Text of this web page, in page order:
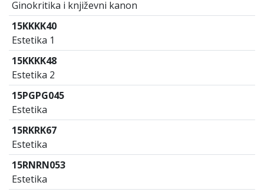
Ginokritika i književni kanon
15KKKK40
Estetika 1
15KKKK48
Estetika 2
15PGPG045
Estetika
15RKRK67
Estetika
15RNRN053
Estetika